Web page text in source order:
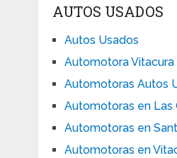
AUTOS USADOS
Autos Usados
Automotora Vitacura
Automotoras Autos
Automotoras en Las
Automotoras en
Automotoras en